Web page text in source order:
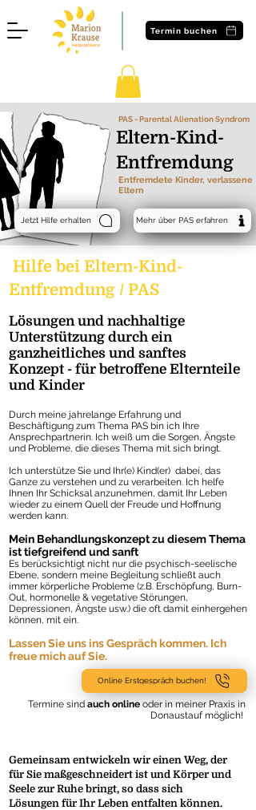
Termin buchen
PAS - Parental Alienation Syndrom
Eltern-Kind-
Entfremdung
Entfremdete Kinder, verlassene
Eltern
Jetzt Hilfe erhalten Mehr über PAS erfahren
Hilfe bei Eltern-Kind-
Entfremdung / PAS
Lösungen und nachhaltige
Unterstützung durch ein
ganzheitliches und sanftes
Konzept - für betroffene Elternteile
und Kinder
Durch meine jahrelange Erfahrung und
Beschäftigung zum Thema PAS bin ich Ihre
Ansprechpartnerin. Ich weiß um die Sorgen, Ängste
und Probleme, die dieses Thema mit sich bringt.
Ich unterstütze Sie und Ihr(e) Kind(er) dabei, das
Ganze zu verstehen und zu verarbeiten. Ich helfe
Ihnen Ihr Schicksal anzunehmen, damit Ihr Leben
wieder zu einem Quell der Freude und Hoffnung
werden kann.
Mein Behandlungskonzept zu diesem Thema
ist tiefgreifend und sanft
Es berücksichtigt nicht nur die psychisch-seelische
Ebene, sondern meine Begleitung schließt auch
immer körperliche Probleme (z.B. Erschöpfung, Burn-
Out, hormonelle & vegetative Störungen,
Depressionen, Ängste usw.) die oft damit einhergehen
können, mit ein.
Lassen Sie uns ins Gespräch kommen. Ich
freue mich auf Sie.
Online Erstgespräch buchen!
Termine sind auch online oder in meiner Praxis in
Donaustauf möglich!
Gemeinsam entwickeln wir einen Weg, der
für Sie maßgeschneidert ist und Körper und
Seele zur Ruhe bringt, so dass sich
Lösungen für Ihr Leben entfalten können.